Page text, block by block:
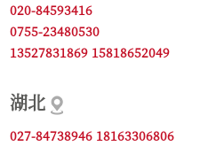
020-84593416
0755-23480530
13527831869 15818652049
湖北
027-84738946 18163306806